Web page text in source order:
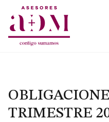
TRIMESTRE